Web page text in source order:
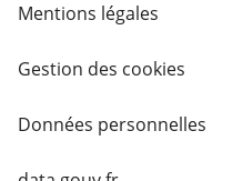
Mentions légales
Gestion des cookies
Données personnelles